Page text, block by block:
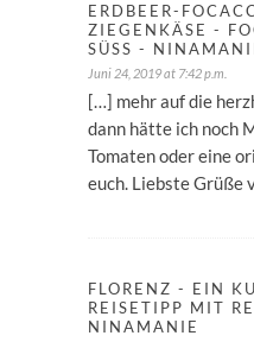
ERDBEER-
ZIEGENKÄSE -
SÜSS - NINAMANIE
Juni 24, 2019 at 7:42 p.m.
[…] mehr auf die
dann hätte ich noch
Tomaten oder eine
euch. Liebste Grüße
FLORENZ - EIN
REISETIPP MIT
NINAMANIE